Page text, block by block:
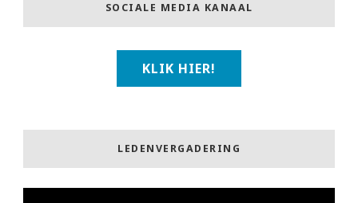
SOCIALE MEDIA KANAAL
KLIK HIER!
LEDENVERGADERING